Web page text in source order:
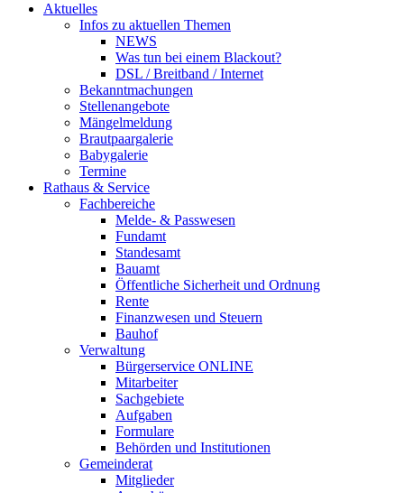
Aktuelles
Infos zu aktuellen Themen
NEWS
Was tun bei einem Blackout?
DSL / Breitband / Internet
Bekanntmachungen
Stellenangebote
Mängelmeldung
Brautpaargalerie
Babygalerie
Termine
Rathaus & Service
Fachbereiche
Melde- & Passwesen
Fundamt
Standesamt
Bauamt
Öffentliche Sicherheit und Ordnung
Rente
Finanzwesen und Steuern
Bauhof
Verwaltung
Bürgerservice ONLINE
Mitarbeiter
Sachgebiete
Aufgaben
Formulare
Behörden und Institutionen
Gemeinderat
Mitglieder